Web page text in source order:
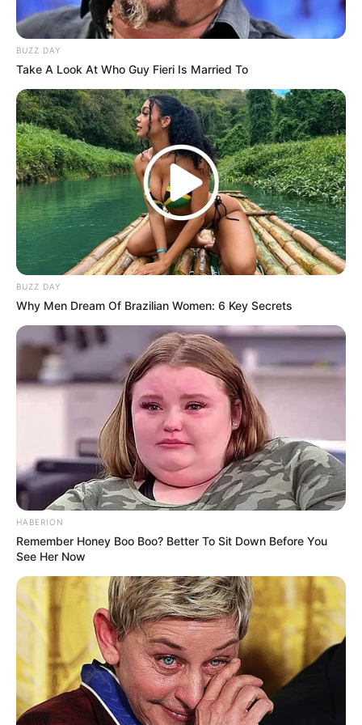
nokri job shayari
. CV भेजते-भेजते थक गए,
इंटरव्यू देते-देते परेशान हो गए।
अब तो सपने में भी सवाल आते हैं,
खुद को कैसे बताओगे, हमें क्यों रखें?
BUZZ DAY
Take A Look At Who Guy Fieri Is Married To
BUZZ DAY
Why Men Dream Of Brazilian Women: 6 Key Secrets
HABERION
Remember Honey Boo Boo? Better To Sit Down Before You
See Her Now